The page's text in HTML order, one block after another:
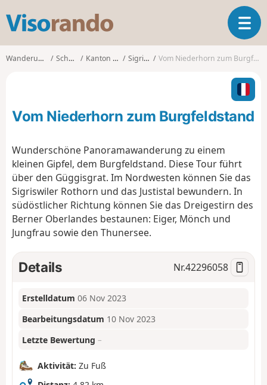
s
o
T
o
g
l
n
a
t
o
Wanderungen Schweiz Kanton Bern Sigriswil Vom Niederhorn zum Burgfeldstand
Vom Niederhorn zum Burgfeldstand
Wunderschöne Panoramawanderung zu einem
kleinen Gipfel, dem Burgfeldstand. Diese Tour führt
über den Güggisgrat. Im Nordwesten können Sie das
Sigriswiler Rothorn und das Justistal bewundern. In
südöstlicher Richtung können Sie das Dreigestirn des
Berner Oberlandes bestaunen: Eiger, Mönch und
Jungfrau sowie den Thunersee.
Details Nr.42296058
Erstelldatum 06 Nov 2023
Bearbeitungsdatum 10 Nov 2023
Letzte Bewertung –
Aktivität: Zu Fuß